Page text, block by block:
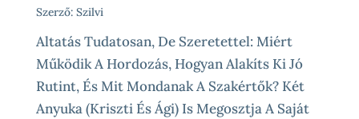
Szerző: Szilvi
Altatás Tudatosan, De Szeretettel: Miért
Működik A Hordozás, Hogyan Alakíts Ki Jó
Rutint, És Mit Mondanak A Szakértők? Két
Anyuka (Kriszti És Ági) Is Megosztja A Saját